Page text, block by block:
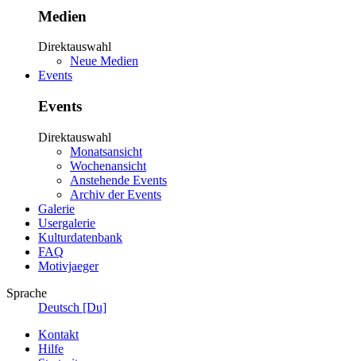
Medien
Direktauswahl
Neue Medien
Events
Events
Direktauswahl
Monatsansicht
Wochenansicht
Anstehende Events
Archiv der Events
Galerie
Usergalerie
Kulturdatenbank
FAQ
Motivjaeger
Sprache
Deutsch [Du]
Kontakt
Hilfe